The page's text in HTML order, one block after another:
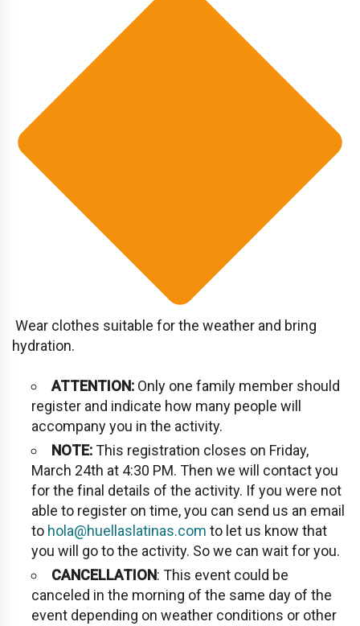
Wear clothes suitable for the weather and bring
hydration.
ATTENTION: Only one family member should
register and indicate how many people will
accompany you in the activity.
NOTE:This registration closes on Friday,
March 24th at 4:30 PM. Then we will contact you
for the final details of the activity. If you were not
able to register on time, you can send us an email
to hola@huellaslatinas.com to let us know that
you will go to the activity. So we can wait for you.
CANCELLATION: This event could be
canceled in the morning of the same day of the
event depending on weather conditions or other